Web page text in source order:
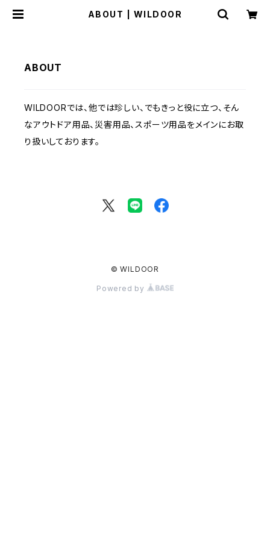
ABOUT | WILDOOR
ABOUT
WILDOORでは、他では珍しい、でもきっと役に立つ、そん
なアウトドア用品、災害用品、スポーツ用品をメインにお取
り扱いしております。
© WILDOOR
Powered by